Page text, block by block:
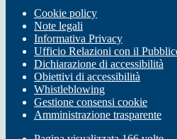
Cookie policy
Note legali
Informativa Privacy
Ufficio Relazioni con il
Dichiarazione di accessibilità
Obiettivi di accessibilità
Whistleblowing
Gestione consensi cookie
Amministrazione trasparente